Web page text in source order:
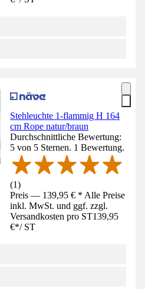
Stehleuchte 1-flammig H 164
cm Rope natur/braun
Durchschnittliche Bewertung:
5 von 5 Sternen. 1 Bewertung.
(1)
Preis — 139,95 € * Alle Preise
inkl. MwSt. und ggf. zzgl.
Versandkosten pro ST139,95
€*/ ST